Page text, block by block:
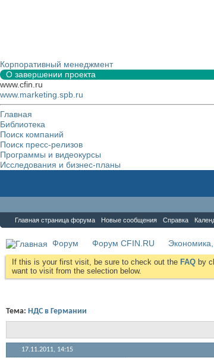
Корпоративный менеджмент
О завершении проекта
www.cfin.ru
www.marketing.spb.ru
Главная
Библиотека
Поиск компаний
Поиск пресс-релизов
Программы и видеокурсы
Исследования и бизнес-планы
Главная страница форума Новые сообщения Справка
Форум Форум CFIN.RU
If this is your first visit, be sure to check out the FAQ by
want to visit from the selection below.
Тема: НДС в Германии
17.11.2011, 14:15